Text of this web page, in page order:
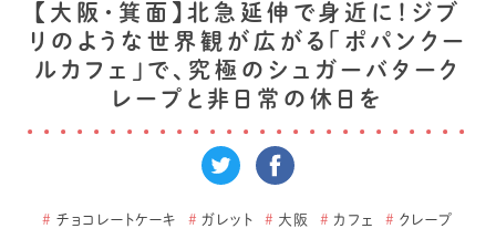
【大阪・箕面】北急延伸で身近に！ジブ
リのような世界観が広がる「ポパンクー
ルカフェ」で、究極のシュガーバターク
レープと非日常の休日を
# チョコレートケーキ # ガレット # 大阪 # カフェ # クレープ